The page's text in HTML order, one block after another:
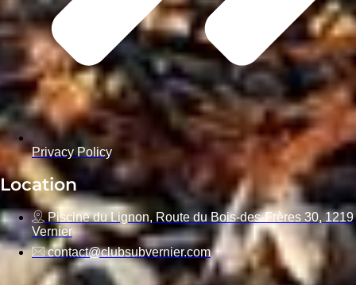
Privacy Policy
Location
Piscine du Lignon, Route du Bois-des-Frères 30, 1219
Vernier
contact@clubsubvernier.com